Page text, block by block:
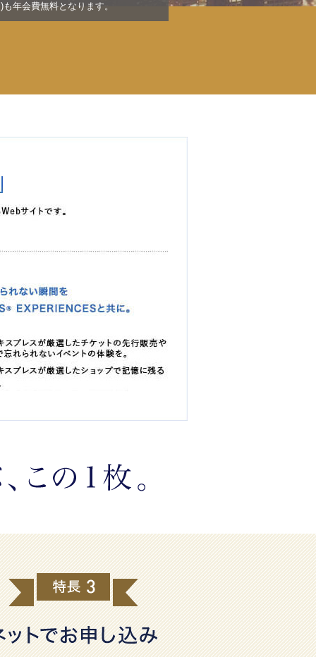
年会費無料となります。